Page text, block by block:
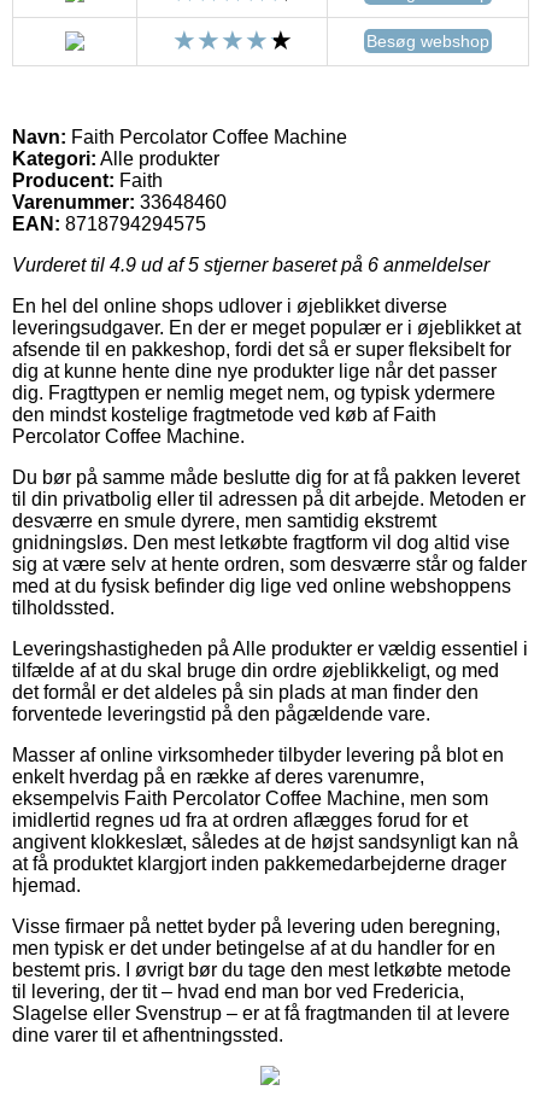
Besøg webshop
Navn: Faith Percolator Coffee Machine
Kategori: Alle produkter
Producent: Faith
Varenummer: 33648460
EAN: 8718794294575
Vurderet til 4.9 ud af 5 stjerner baseret på 6 anmeldelser
En hel del online shops udlover i øjeblikket diverse
leveringsudgaver. En der er meget populær er i øjeblikket at
afsende til en pakkeshop, fordi det så er super fleksibelt for
dig at kunne hente dine nye produkter lige når det passer
dig. Fragttypen er nemlig meget nem, og typisk ydermere
den mindst kostelige fragtmetode ved køb af Faith
Percolator Coffee Machine.
Du bør på samme måde beslutte dig for at få pakken leveret
til din privatbolig eller til adressen på dit arbejde. Metoden er
desværre en smule dyrere, men samtidig ekstremt
gnidningsløs. Den mest letkøbte fragtform vil dog altid vise
sig at være selv at hente ordren, som desværre står og falder
med at du fysisk befinder dig lige ved online webshoppens
tilholdssted.
Leveringshastigheden på Alle produkter er vældig essentiel i
tilfælde af at du skal bruge din ordre øjeblikkeligt, og med
det formål er det aldeles på sin plads at man finder den
forventede leveringstid på den pågældende vare.
Masser af online virksomheder tilbyder levering på blot en
enkelt hverdag på en række af deres varenumre,
eksempelvis Faith Percolator Coffee Machine, men som
imidlertid regnes ud fra at ordren aflægges forud for et
angivent klokkeslæt, således at de højst sandsynligt kan nå
at få produktet klargjort inden pakkemedarbejderne drager
hjemad.
Visse firmaer på nettet byder på levering uden beregning,
men typisk er det under betingelse af at du handler for en
bestemt pris. I øvrigt bør du tage den mest letkøbte metode
til levering, der tit – hvad end man bor ved Fredericia,
Slagelse eller Svenstrup – er at få fragtmanden til at levere
dine varer til et afhentningssted.